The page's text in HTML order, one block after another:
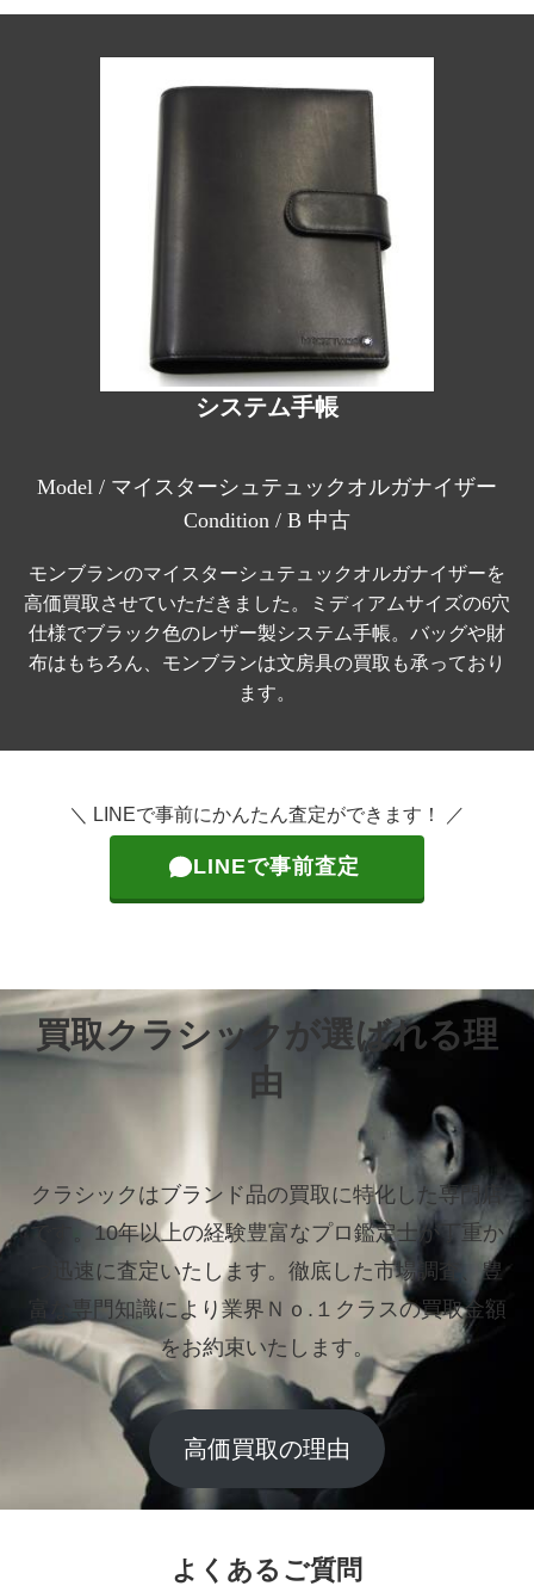
システム手帳
Model / マイスターシュテュックオルガナイザー
Condition / B 中古
モンブランのマイスターシュテュックオルガナイザーを
高価買取させていただきました。ミディアムサイズの6穴
仕様でブラック色のレザー製システム手帳。バッグや財
布はもちろん、モンブランは文房具の買取も承っており
ます。
＼ LINEで事前にかんたん査定ができます！ ／
LINEで事前査定
買取クラシックが選ばれる理
由
クラシックはブランド品の買取に特化した専門店
です。10年以上の経験豊富なプロ鑑定士が丁重か
つ迅速に査定いたします。 徹底した市場調査、豊
富な専門知識により業界Ｎｏ.１クラスの買取金額
をお約束いたします。
高価買取の理由
よくあるご質問